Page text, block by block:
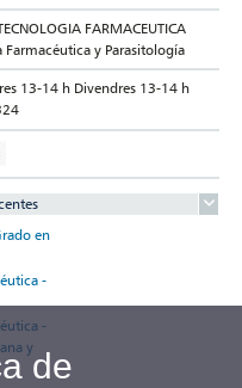
FARMACEUTICA
y Parasitología
13-14 h Divendres 13-14 h
en
-
-
yde